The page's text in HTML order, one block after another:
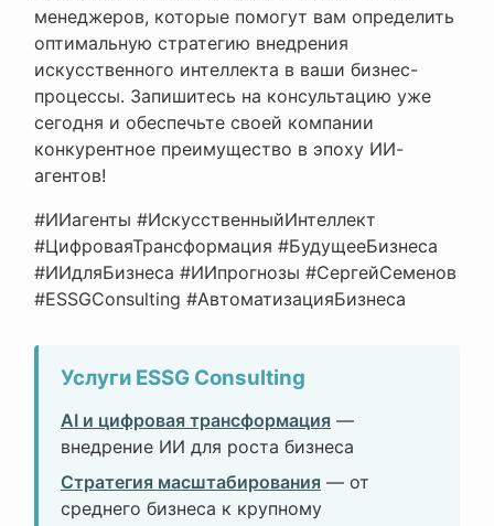
менеджеров, которые помогут вам определить
оптимальную стратегию внедрения
искусственного интеллекта в ваши бизнес-
процессы. Запишитесь на консультацию уже
сегодня и обеспечьте своей компании
конкурентное преимущество в эпоху ИИ-
агентов!
#ИИагенты #ИскусственныйИнтеллект
#ЦифроваяТрансформация #БудущееБизнеса
#ИИдляБизнеса #ИИпрогнозы #СергейСеменов
#ESSGConsulting #АвтоматизацияБизнеса
Услуги ESSG Consulting
AI и цифровая трансформация —
внедрение ИИ для роста бизнеса
Стратегия масштабирования — от
среднего бизнеса к крупному